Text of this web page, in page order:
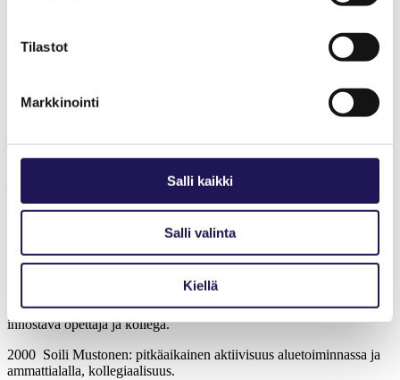
Tilastot
Markkinointi
Salli kaikki
Salli valinta
Kiellä
2007 Anu Mäkinen: ammatinkuvan laajennus, projektipäällikkö.
2005 Seija Leutola: pitkä työkokemus, aktiivinen yhdistyksen
2003 Tuula Teppo: ansioitunut lasten kuntoutuksessa, hyvä palaute
asiakkailta ja kollegoilta, ensimmäiseltä tt-kurssilta valmistunut.
2002 Tuija Tuominen-Peltola: aktiivisuus liiton aluetoiminnassa,
tehnyt hyvää työtä perusterveydenhuollossa.
2001 Ulla-Maija Törmälä: aktiivinen toiminta yhdistyksessä,
innostava opettaja ja kollega.
2000 Soili Mustonen: pitkäaikainen aktiivisuus aluetoiminnassa ja
ammattialalla, kollegiaalisuus.